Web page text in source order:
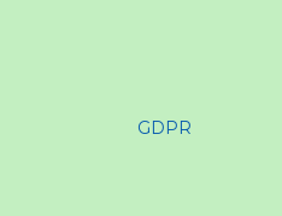
GDPR